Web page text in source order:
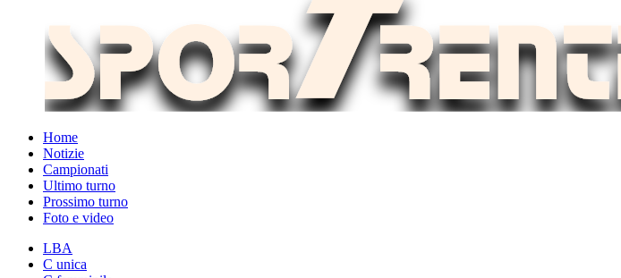
Home
Notizie
Campionati
Ultimo turno
Prossimo turno
Foto e video
LBA
C unica